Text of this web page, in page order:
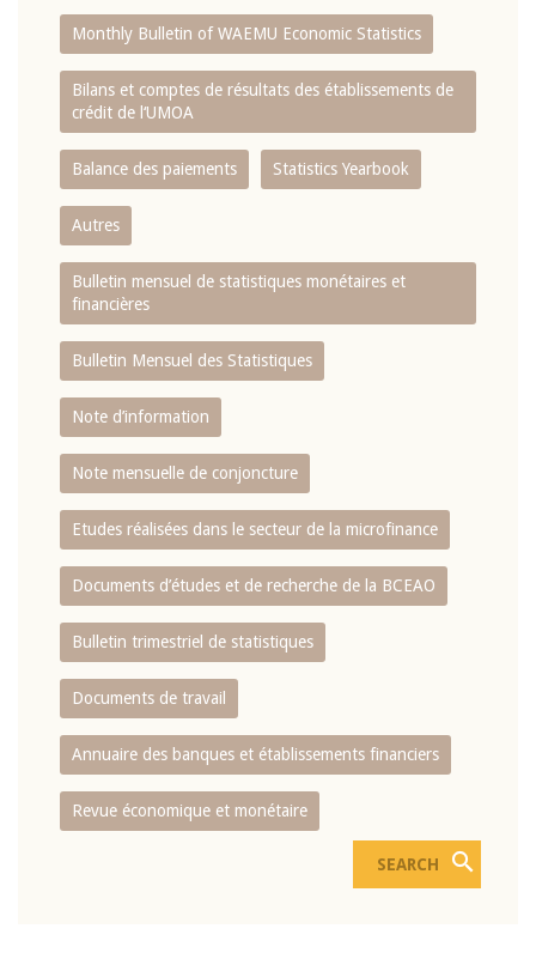
Monthly Bulletin of WAEMU Economic Statistics
Bilans et comptes de résultats des établissements de
crédit de l‘UMOA
Balance des paiements Statistics Yearbook
Autres
Bulletin mensuel de statistiques monétaires et
financières
Bulletin Mensuel des Statistiques
Note d’information
Note mensuelle de conjoncture
Etudes réalisées dans le secteur de la microfinance
Documents d’études et de recherche de la BCEAO
Bulletin trimestriel de statistiques
Documents de travail
Annuaire des banques et établissements financiers
Revue économique et monétaire